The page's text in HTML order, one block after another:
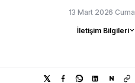
13 Mart 2026 Cuma
İletişim Bilgileri
N